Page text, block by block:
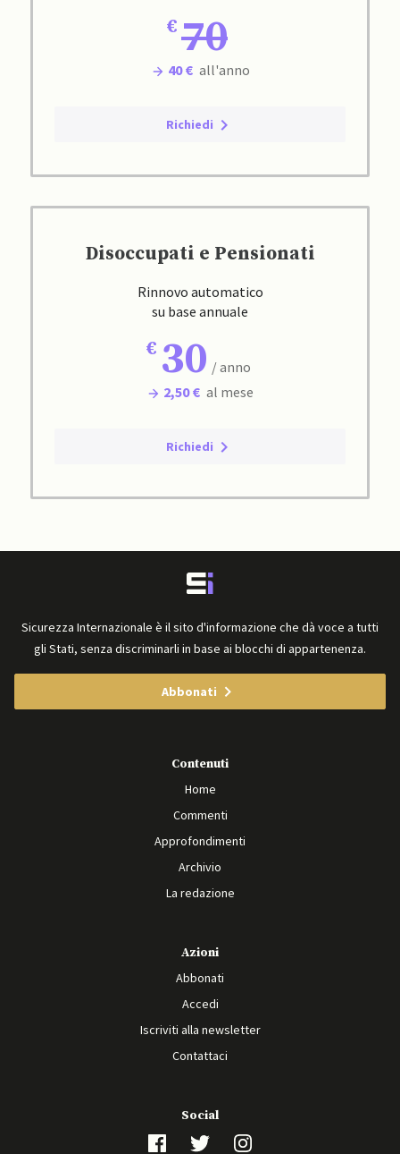
70
40 € all'anno
Richiedi
Disoccupati e Pensionati
Rinnovo automatico
su base annuale
30 / anno
2,50 € al mese
Richiedi
Sicurezza Internazionale è il sito d'informazione che dà voce a tutti
gli Stati, senza discriminarli in base ai blocchi di appartenenza.
Abbonati
Contenuti
Home
Commenti
Approfondimenti
Archivio
La redazione
Azioni
Abbonati
Accedi
Iscriviti alla newsletter
Contattaci
Social